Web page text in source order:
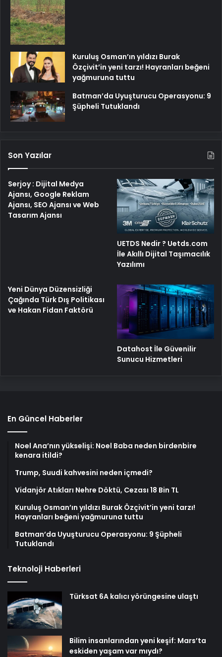
Kuruluş Osman’ın yıldızı Burak
Özçivit’in yeni tarzı! Hayranları beğeni
yağmuruna tuttu
Batman’da Uyuşturucu Operasyonu: 9
Şüpheli Tutuklandı
Son Yazılar
Serjoy : Dijital Medya
Ajansı, Google Reklam
Ajansı, SEO Ajansı ve Web
Tasarım Ajansı
UETDS Nedir ? Uetds.com
İle Akıllı Dijital Taşımacılık
Yazılımı
Yeni Dünya Düzensizliği
Çağında Türk Dış Politikası
ve Hakan Fidan Faktörü
Datahost İle Güvenilir
Sunucu Hizmetleri
En Güncel Haberler
Noel Ana’nın yükselişi: Noel Baba neden birdenbire
kenara itildi?
Trump, Suudi kahvesini neden içmedi?
Vidanjör Atıkları Nehre Döktü, Cezası 18 Bin TL
Kuruluş Osman’ın yıldızı Burak Özçivit’in yeni tarzı!
Hayranları beğeni yağmuruna tuttu
Batman’da Uyuşturucu Operasyonu: 9 Şüpheli
Tutuklandı
Teknoloji Haberleri
Türksat 6A kalıcı yörüngesine ulaştı
Bilim insanlarından yeni keşif: Mars’ta
eskiden yaşam var mıydı?